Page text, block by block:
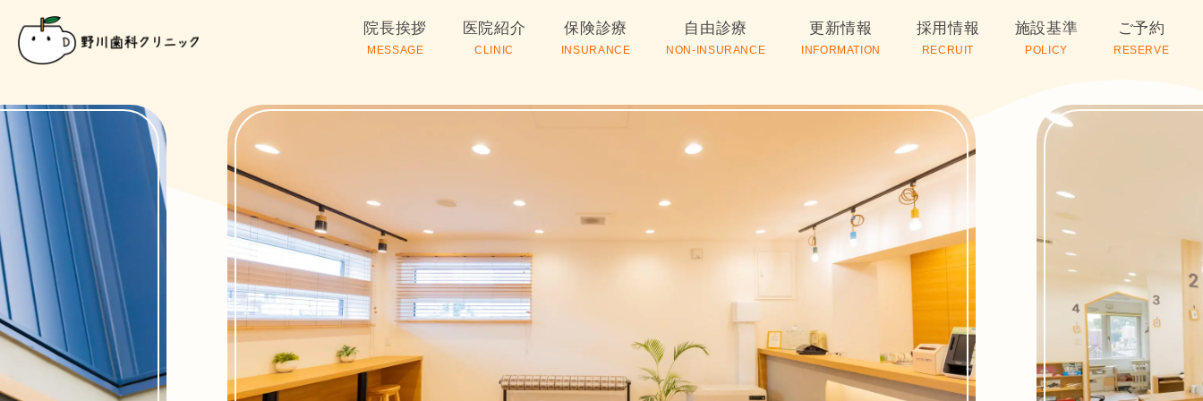
院長挨拶
MESSAGE
医院紹介
CLINIC
保険診療
INSURANCE
自由診療
NON-INSURANCE
更新情報
INFORMATION
採用情報
RECRUIT
施設基準
POLICY
ご予約
RESERVE